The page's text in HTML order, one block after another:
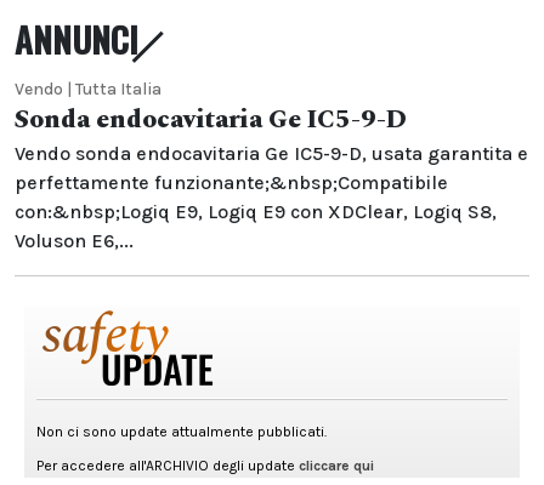
ANNUNCI
Vendo | Tutta Italia
Sonda endocavitaria Ge IC5-9-D
Vendo sonda endocavitaria Ge IC5-9-D, usata garantita e
perfettamente funzionante;&nbsp;Compatibile
con:&nbsp;Logiq E9, Logiq E9 con XDClear, Logiq S8,
Voluson E6,...